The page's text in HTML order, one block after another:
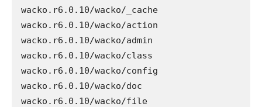
wacko.r6.0.10/wacko/_cache
wacko.r6.0.10/wacko/action
wacko.r6.0.10/wacko/admin
wacko.r6.0.10/wacko/class
wacko.r6.0.10/wacko/config
wacko.r6.0.10/wacko/doc
wacko.r6.0.10/wacko/file